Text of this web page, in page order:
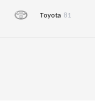
Toyota 81